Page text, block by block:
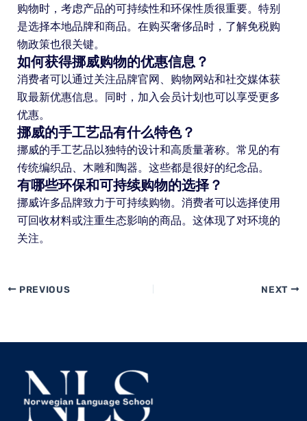
购物时，考虑产品的可持续性和环保性质很重要。特别
是选择本地品牌和商品。在购买奢侈品时，了解免税购
物政策也很关键。
如何获得挪威购物的优惠信息？
消费者可以通过关注品牌官网、购物网站和社交媒体获
取最新优惠信息。同时，加入会员计划也可以享受更多
优惠。
挪威的手工艺品有什么特色？
挪威的手工艺品以独特的设计和高质量著称。常见的有
传统编织品、木雕和陶器。这些都是很好的纪念品。
有哪些环保和可持续购物的选择？
挪威许多品牌致力于可持续购物。消费者可以选择使用
可回收材料或注重生态影响的商品。这体现了对环境的
关注。
PREVIOUS NEXT